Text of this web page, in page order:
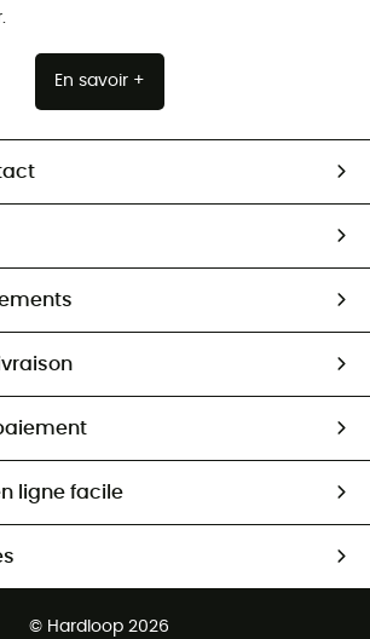
En savoir +
ligne facile
© Hardloop 2026